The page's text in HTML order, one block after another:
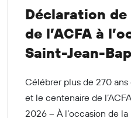
Déclaration
de l’ACFA à
Saint-Jean-
Célébrer plus de 270
et le centenaire de
2026 – À l’occasion de la